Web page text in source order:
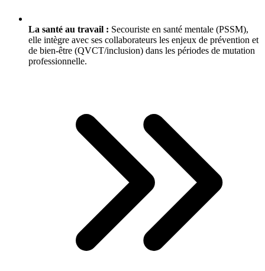
La santé au travail : Secouriste en santé mentale (PSSM),
elle intègre avec ses collaborateurs les enjeux de prévention et
de bien-être (QVCT/inclusion) dans les périodes de mutation
professionnelle.